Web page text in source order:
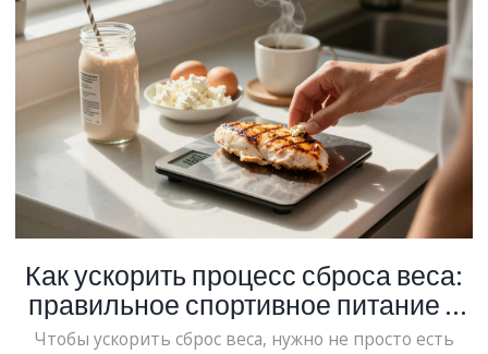
Как ускорить процесс сброса веса:
правильное спортивное питание и
реальные шаги
Чтобы ускорить сброс веса, нужно не просто есть